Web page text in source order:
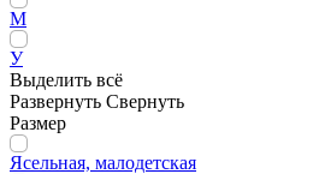
М
У
Выделить всё
Развернуть Свернуть
Размер
Ясельная, малодетская